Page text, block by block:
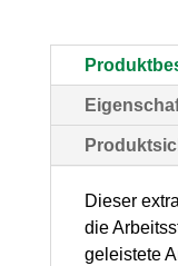
Blatt
Menge
Dieser
die
geleistete